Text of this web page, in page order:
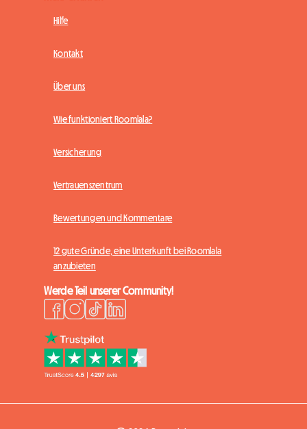
Hilfe
Kontakt
Über uns
Wie funktioniert Roomlala?
Versicherung
Vertrauenszentrum
Bewertungen und Kommentare
12 gute Gründe, eine Unterkunft bei Roomlala
anzubieten
Werde Teil unserer Community!